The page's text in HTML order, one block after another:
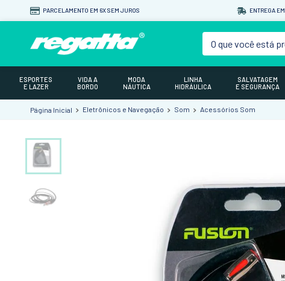
PARCELAMENTO EM 6X SEM JUROS ENTREGA
O que você está
ESPORTES
E LAZER
VIDA A
BORDO
MODA
NÁUTICA
LINHA
HIDRÁULICA
SALVATAGEM
E SEGURANÇA
Eletrônicos e Navegação Som Acessórios Som